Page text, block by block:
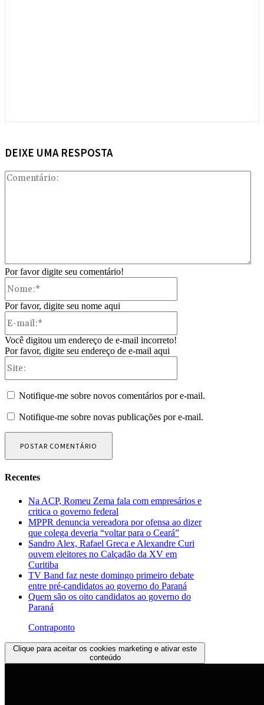
DEIXE UMA RESPOSTA
Por favor digite seu comentário!
Por favor, digite seu nome aqui
Você digitou um endereço de e-mail incorreto!
Por favor, digite seu endereço de e-mail aqui
Notifique-me sobre novos comentários por e-mail.
Notifique-me sobre novas publicações por e-mail.
Recentes
Na ACP, Romeu Zema fala com empresários e
critica o governo federal
MPPR denuncia vereadora por ofensa ao dizer
que colega deveria “voltar para o Ceará”
Sandro Alex, Rafael Greca e Alexandre Curi
ouvem eleitores no Calçadão da XV em
Curitiba
TV Band faz neste domingo primeiro debate
entre pré-candidatos ao governo do Paraná
Quem são os oito candidatos ao governo do
Paraná
Contraponto
Clique para aceitar os cookies marketing e ativar este
conteúdo